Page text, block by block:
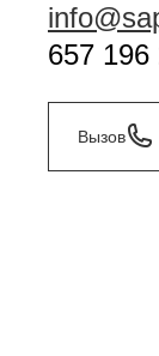
657 196
Вызов